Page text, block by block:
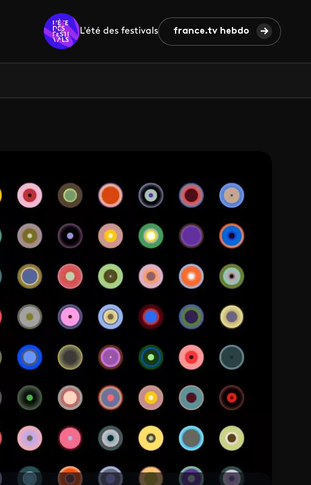
L'été des festivals france.tv hebdo